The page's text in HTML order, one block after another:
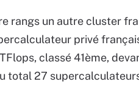
rangs un autre cluster
privé
classé 41ème,
total 27